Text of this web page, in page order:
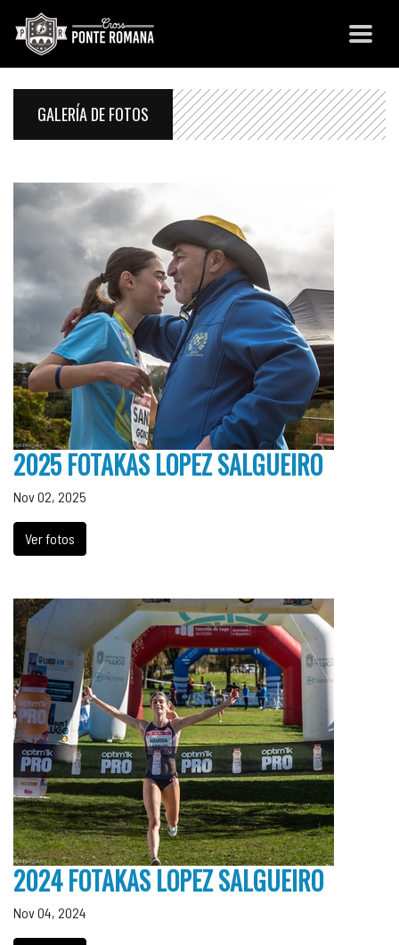
GALERÍA DE FOTOS
2025 FOTAKAS LOPEZ SALGUEIRO
Nov 02, 2025
Ver fotos
2024 FOTAKAS LOPEZ SALGUEIRO
Nov 04, 2024